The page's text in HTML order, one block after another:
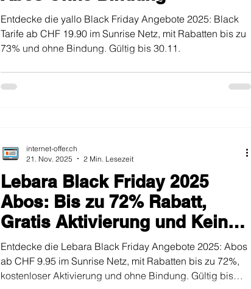
Entdecke die yallo Black Friday Angebote 2025: Black
Tarife ab CHF 19.90 im Sunrise Netz, mit Rabatten bis zu
73% und ohne Bindung. Gültig bis 30.11.
Lebara Black Friday 2025
Abos: Bis zu 72% Rabatt,
Gratis Aktivierung und Keine
Bindung
Entdecke die Lebara Black Friday Angebote 2025: Abos
ab CHF 9.95 im Sunrise Netz, mit Rabatten bis zu 72%,
kostenloser Aktivierung und ohne Bindung. Gültig bis
internet-offer.ch
21. Nov. 2025
2 Min. Lesezeit